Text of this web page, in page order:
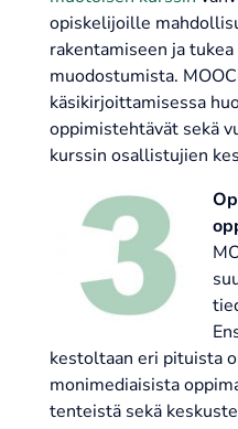
opiskelijoille
rakentamiseen ja
muodostumista.
käsikirjoittamisessa
oppimistehtävät sekä
kurssin osallistujien
kestoltaan eri pituista
monimediaisista
tenteistä sekä